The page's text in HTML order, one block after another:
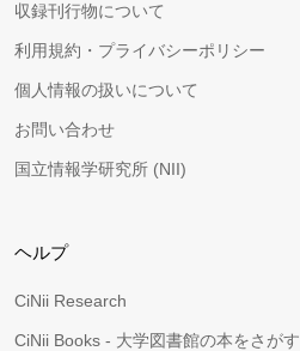
収録刊行物について
利用規約・プライバシーポリシー
個人情報の扱いについて
お問い合わせ
国立情報学研究所 (NII)
ヘルプ
CiNii Research
CiNii Books - 大学図書館の本をさがす